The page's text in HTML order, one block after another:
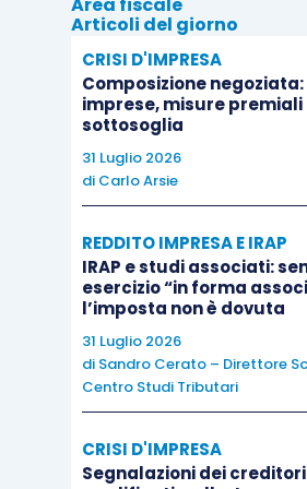
all’applicazione all’Apporto del
controllato ex articolo 177, comma
Invero, proseguendo nella
dell’interpello, l’ufficio
la portata dell’apertura
soggetto conferente, una persona
regime d’impresa (i.e., l’Istante),
anteriormente alla sua esecuzione,
totalitaria.
sostanzialmente rispettato il
Articoli del giorno
CRISI D'IMPRESA
Composizione
imprese, misure premiali
sottosoglia
31 Luglio 2026
di Carlo Arsie
REDDITO IMPRESA E IRAP
IRAP e studi associati:
esercizio “in forma
l’imposta non è dovuta
31 Luglio 2026
di Sandro Cerato – Direttore
Centro Studi Tributari
CRISI D'IMPRESA
Segnalazioni dei